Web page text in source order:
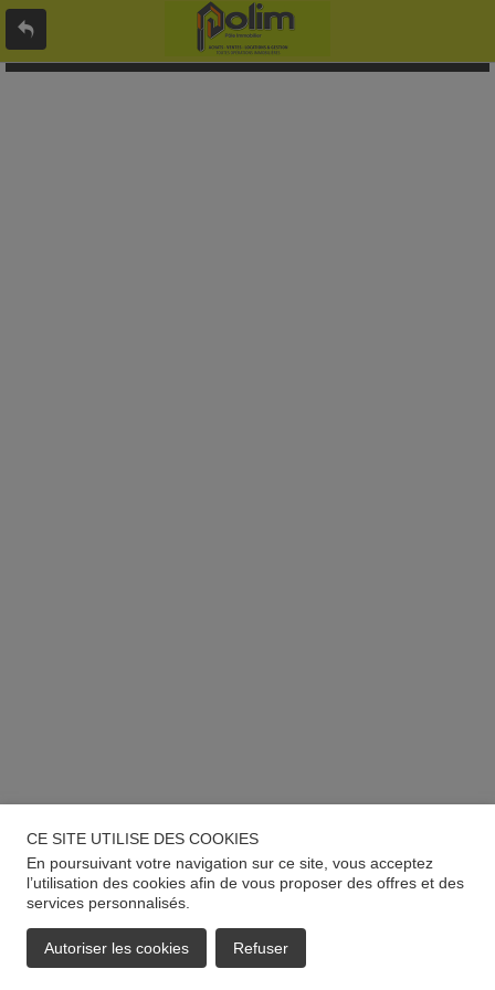
L'offre 8893034 n'existe pas ou n'est plus en ligne
CE SITE UTILISE DES COOKIES
En poursuivant votre navigation sur ce site, vous acceptez
l’utilisation des cookies afin de vous proposer des offres et des
services personnalisés.
Autoriser les cookies Refuser